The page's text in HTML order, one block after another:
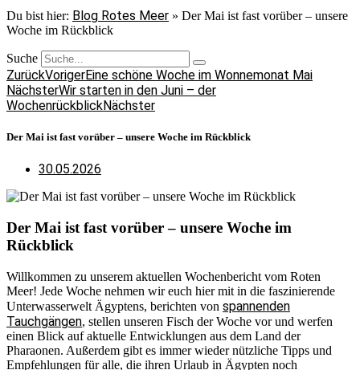
Du bist hier: Blog Rotes Meer » Der Mai ist fast vorüber – unsere
Woche im Rückblick
Suche
ZurückVorigerEine schöne Woche im Wonnemonat Mai
NächsterWir starten in den Juni – der
WochenrückblickNächster
Der Mai ist fast vorüber – unsere Woche im Rückblick
30.05.2026
Der Mai ist fast vorüber – unsere Woche im
Rückblick
Willkommen zu unserem aktuellen Wochenbericht vom Roten
Meer! Jede Woche nehmen wir euch hier mit in die faszinierende
Unterwasserwelt Ägyptens, berichten von spannenden
Tauchgängen, stellen unseren Fisch der Woche vor und werfen
einen Blick auf aktuelle Entwicklungen aus dem Land der
Pharaonen. Außerdem gibt es immer wieder nützliche Tipps und
Empfehlungen für alle, die ihren Urlaub in Ägypten noch